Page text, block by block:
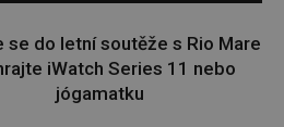
se do letní soutěže s Rio Mare
iWatch Series 11 nebo
jógamatku